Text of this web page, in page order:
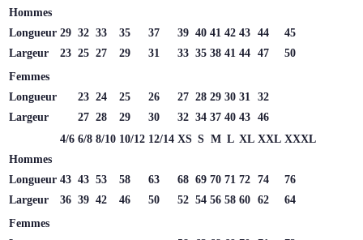
Hommes
Longueur 29 32 33 35 37 39 40 41 42 43 44
45
Largeur
23 25 27 29 31 33 35 38 41 44 47
50
Femmes
Longueur
23 24 25 26 27 28 29 30 31
32
Largeur
27 28 29 30 32 34 37 40 43 46
4/6 6/8 8/10 10/12 12/14 XS S M L XL XXL XXXL
Hommes
Longueur 43 43 53 58 63 68 69 70 71 72 74
76
Largeur
36 39 42 46 50 52 54 56 58 60 62
64
Femmes